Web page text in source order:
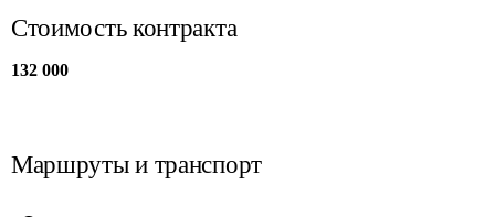
Стоимость контракта
132 000
Маршруты и транспорт